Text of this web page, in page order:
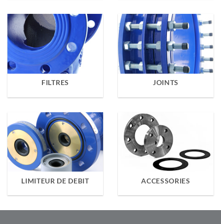
FILTRES JOINTS
LIMITEUR DE DEBIT ACCESSORIES